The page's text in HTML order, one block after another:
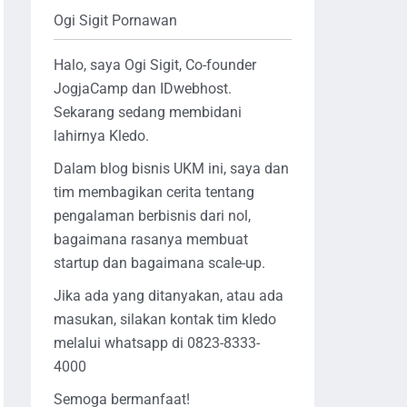
Ogi Sigit Pornawan
Halo, saya Ogi Sigit, Co-founder
JogjaCamp dan IDwebhost.
Sekarang sedang membidani
lahirnya Kledo.
Dalam blog bisnis UKM ini, saya dan
tim membagikan cerita tentang
pengalaman berbisnis dari nol,
bagaimana rasanya membuat
startup dan bagaimana scale-up.
Jika ada yang ditanyakan, atau ada
masukan, silakan kontak tim kledo
melalui whatsapp di 0823-8333-
4000
Semoga bermanfaat!